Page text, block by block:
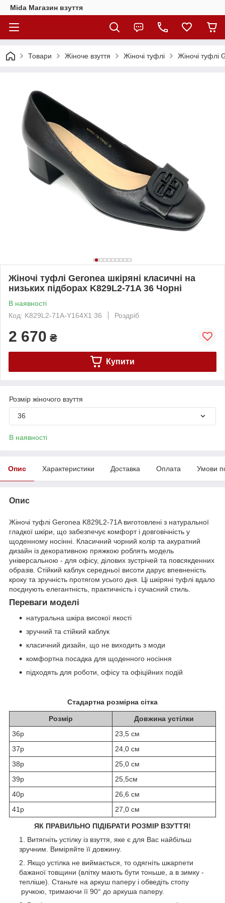
Mida Магазин взуття
Товари Жіноче взуття Жіночі туфлі Жіночі туфлі
Жіночі туфлі Geronea шкіряні класичні на
низьких підборах K829L2-71A 36 Чорні
В наявності
Код: K829L2-71A-Y164X1 36
Роздріб
2 670 ₴
Купити
Розмір жіночого взуття
36
В наявності
Опис Характеристики Доставка Оплата Умови
Опис
Жіночі туфлі Geronea K829L2-71A виготовлені з натуральної
гладкої шкіри, що забезпечує комфорт і довговічність у
щоденному носінні. Класичний чорний колір та акуратний
дизайн із декоративною пряжкою роблять модель
універсальною - для офісу, ділових зустрічей та повсякденних
образів. Стійкий каблук середньої висоти дарує впевненість
кроку та зручність протягом усього дня. Ці шкіряні туфлі вдало
поєднують елегантність, практичність і сучасний стиль.
Переваги моделі
натуральна шкіра високої якості
зручний та стійкий каблук
класичний дизайн, що не виходить з моди
комфортна посадка для щоденного носіння
підходять для роботи, офісу та офіційних подій
Стадартна розмірна сітка
Розмір
Довжина устілки
36р
23,5 см
37р
24,0 см
38р
25,0 см
39р
25,5см
40р
26,6 см
41р
27,0 см
ЯК ПРАВИЛЬНО ПІДІБРАТИ РОЗМІР ВЗУТТЯ!
Витягніть устілку із взуття, яке є для Вас найбільш
зручним. Виміряйте її довжину.
Якщо устілка не виймається, то одягніть шкарпети
бажаної товщини (влітку мають бути тоньше, а в зимку -
тепліше). Станьте на аркуш паперу і обведіть стопу
ручкою, тримаючи її 90° до аркуша паперу.